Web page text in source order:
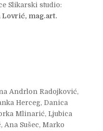
Slikarski studio:
Lovrić, mag.art.
Andrlon Radojković,
Herceg, Danica
Mlinarić, Ljubica
Ana Sušec, Marko